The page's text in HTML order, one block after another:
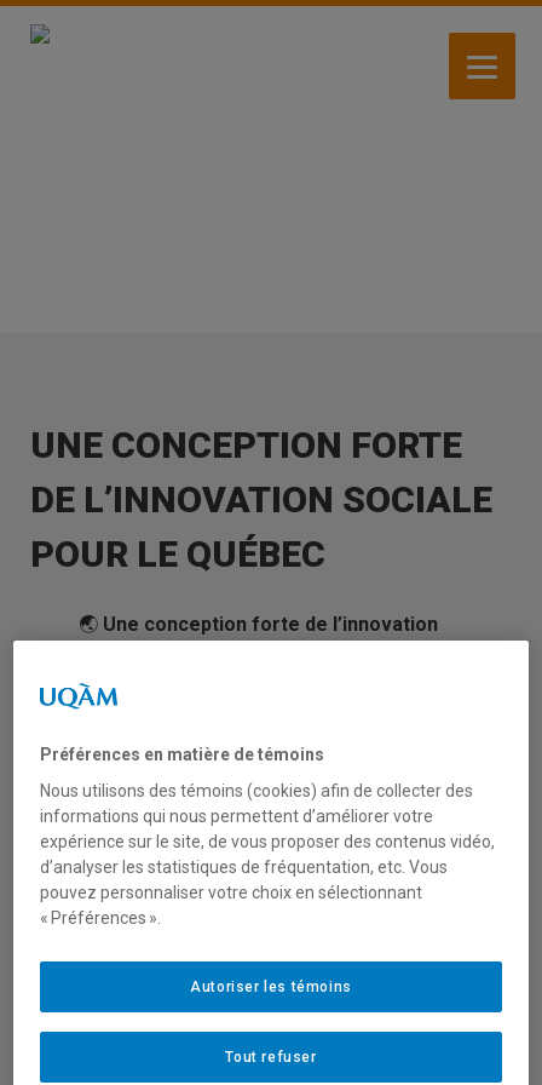
Aller
UNE CONCEPTION FORTE
DE L’INNOVATION SOCIALE
POUR LE QUÉBEC
🌏 Une conception forte de l’innovation
Voici le thème du
CRISES dans le cadre de la Stratégie
québécoise de la recherche et de
l’innovation (SQRI) 2022!
« Le CRISES est un acteur de premier plan au
niveau de la production des connaissances
du modèle québécois d’innovation sociale ».
À ce titre, le CRISES s’est exprimé dans le
cadre de la consultation proposée par le
ministère de l’Économie et de l’innovation,
Préférences en matière de témoins
Nous utilisons des témoins (cookies) afin de collecter des
informations qui nous permettent d’améliorer votre
expérience sur le site, de vous proposer des contenus vidéo,
d’analyser les statistiques de fréquentation, etc. Vous
pouvez personnaliser votre choix en sélectionnant
« Préférences ».
Tout refuser
Autoriser les témoins